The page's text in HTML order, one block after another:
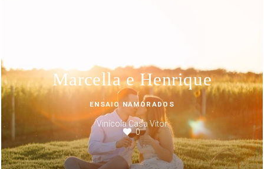
Marcella e Henrique
ENSAIO NAMORADOS
Vinícola Casa Vitor
0